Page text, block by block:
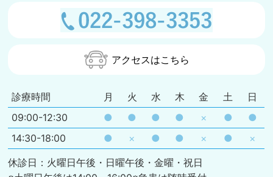
アクセスはこちら
診療時間 月 火 水 木 金 土
日
09:00-12:30
● ● ● ● × ●
●
14:30-18:00
● × ● ● × ●
×
休診日：火曜日午後・日曜午後・金曜・祝日